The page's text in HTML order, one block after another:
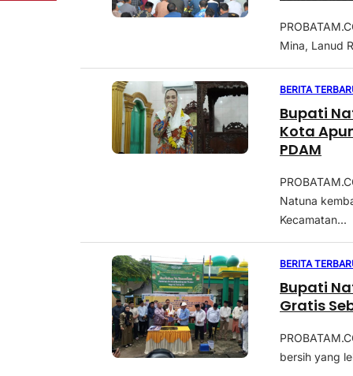
Mina, Lanud
BERITA
Bupati
Kota
PDAM
Natuna
Kecamatan...
BERITA
Bupati
Gratis
bersih yang